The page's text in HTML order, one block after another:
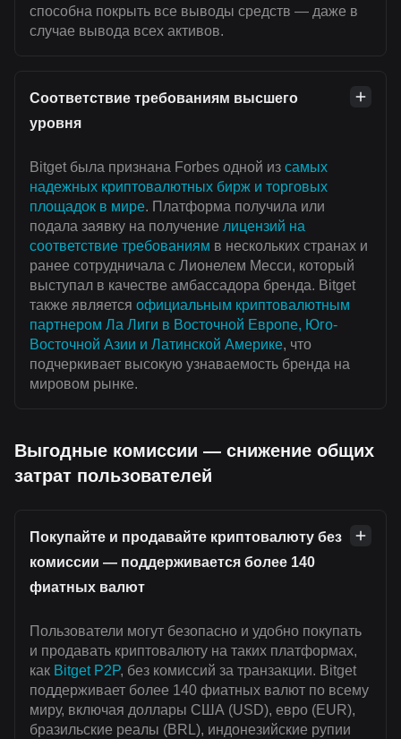
способна покрыть все выводы средств — даже в
случае вывода всех активов.
Соответствие требованиям высшего
уровня
Bitget была признана Forbes одной из самых
надежных криптовалютных бирж и торговых
площадок в мире. Платформа получила или
подала заявку на получение лицензий на
соответствие требованиям в нескольких странах и
ранее сотрудничала с Лионелем Месси, который
выступал в качестве амбассадора бренда. Bitget
также является официальным криптовалютным
партнером Ла Лиги в Восточной Европе, Юго-
Восточной Азии и Латинской Америке, что
подчеркивает высокую узнаваемость бренда на
мировом рынке.
Выгодные комиссии — снижение общих
затрат пользователей
Покупайте и продавайте криптовалюту без
комиссии — поддерживается более 140
фиатных валют
Пользователи могут безопасно и удобно покупать
и продавать криптовалюту на таких платформах,
как Bitget P2P, без комиссий за транзакции. Bitget
поддерживает более 140 фиатных валют по всему
миру, включая доллары США (USD), евро (EUR),
бразильские реалы (BRL), индонезийские рупии